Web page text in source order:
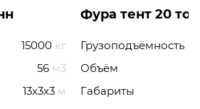
15000 кг
56 м3
13x3x3 м
Фура тент 20
Грузоподъёмность
Объём
Габариты